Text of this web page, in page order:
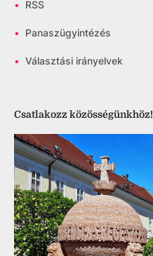
• RSS
• Panaszügyintézés
• Választási irányelvek
Csatlakozz közösségünkhöz!